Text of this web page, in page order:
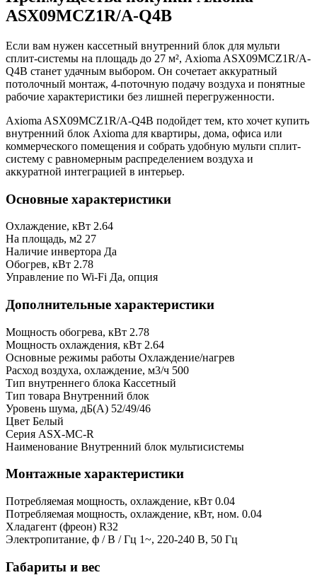
ASX09MCZ1R/A-Q4B
Если вам нужен кассетный внутренний блок для мульти
сплит-системы на площадь до 27 м², Axioma ASX09MCZ1R/A-
Q4B станет удачным выбором. Он сочетает аккуратный
потолочный монтаж, 4-поточную подачу воздуха и понятные
рабочие характеристики без лишней перегруженности.
Axioma ASX09MCZ1R/A-Q4B подойдет тем, кто хочет купить
внутренний блок Axioma для квартиры, дома, офиса или
коммерческого помещения и собрать удобную мульти сплит-
систему с равномерным распределением воздуха и
аккуратной интеграцией в интерьер.
Основные характеристики
Охлаждение, кВт 2.64
На площадь, м2 27
Наличие инвертора Да
Обогрев, кВт 2.78
Управление по Wi-Fi Да, опция
Дополнительные характеристики
Мощность обогрева, кВт 2.78
Мощность охлаждения, кВт 2.64
Основные режимы работы Охлаждение/нагрев
Расход воздуха, охлаждение, м3/ч 500
Тип внутреннего блока Кассетный
Тип товара Внутренний блок
Уровень шума, дБ(А) 52/49/46
Цвет Белый
Серия ASX-MC-R
Наименование Внутренний блок мультисистемы
Монтажные характеристики
Потребляемая мощность, охлаждение, кВт 0.04
Потребляемая мощность, охлаждение, кВт, ном. 0.04
Хладагент (фреон) R32
Электропитание, ф / В / Гц 1~, 220-240 В, 50 Гц
Габариты и вес